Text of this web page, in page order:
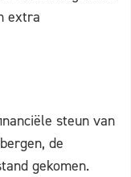
extra
steun van
de
gekomen.